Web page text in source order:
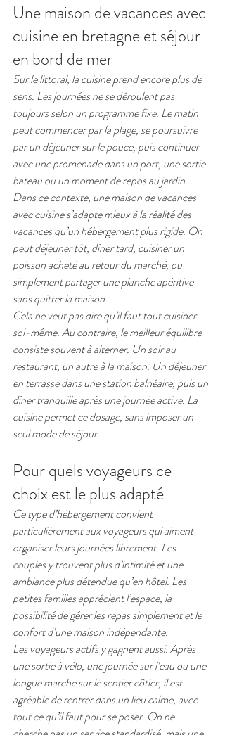
Une maison de vacances avec
cuisine en bretagne et séjour
en bord de mer
Sur le littoral, la cuisine prend encore plus de
sens. Les journées ne se déroulent pas
toujours selon un programme fixe. Le matin
peut commencer par la plage, se poursuivre
par un déjeuner sur le pouce, puis continuer
avec une promenade dans un port, une sortie
bateau ou un moment de repos au jardin.
Dans ce contexte, une maison de vacances
avec cuisine s’adapte mieux à la réalité des
vacances qu’un hébergement plus rigide. On
peut déjeuner tôt, dîner tard, cuisiner un
poisson acheté au retour du marché, ou
simplement partager une planche apéritive
sans quitter la maison.
Cela ne veut pas dire qu’il faut tout cuisiner
soi-même. Au contraire, le meilleur équilibre
consiste souvent à alterner. Un soir au
restaurant, un autre à la maison. Un déjeuner
en terrasse dans une station balnéaire, puis un
dîner tranquille après une journée active. La
cuisine permet ce dosage, sans imposer un
seul mode de séjour.
Pour quels voyageurs ce
choix est le plus adapté
Ce type d’hébergement convient
particulièrement aux voyageurs qui aiment
organiser leurs journées librement. Les
couples y trouvent plus d’intimité et une
ambiance plus détendue qu’en hôtel. Les
petites familles apprécient l’espace, la
possibilité de gérer les repas simplement et le
confort d’une maison indépendante.
Les voyageurs actifs y gagnent aussi. Après
une sortie à vélo, une journée sur l’eau ou une
longue marche sur le sentier côtier, il est
agréable de rentrer dans un lieu calme, avec
tout ce qu’il faut pour se poser. On ne